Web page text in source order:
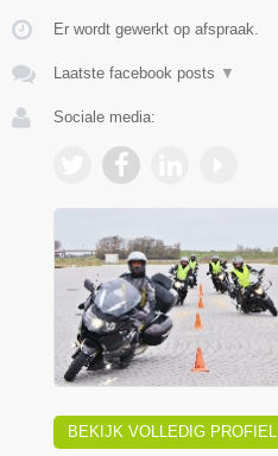
Er wordt gewerkt op afspraak.
Laatste facebook posts ▼
Sociale media:
BEKIJK VOLLEDIG PROFIEL